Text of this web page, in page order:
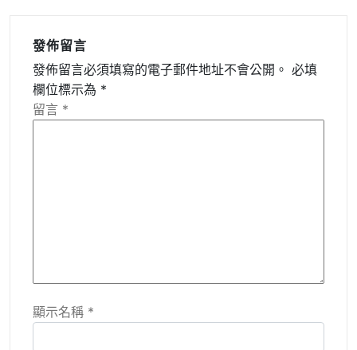
發佈留言
發佈留言必須填寫的電子郵件地址不會公開。 必填
欄位標示為 *
留言 *
顯示名稱 *